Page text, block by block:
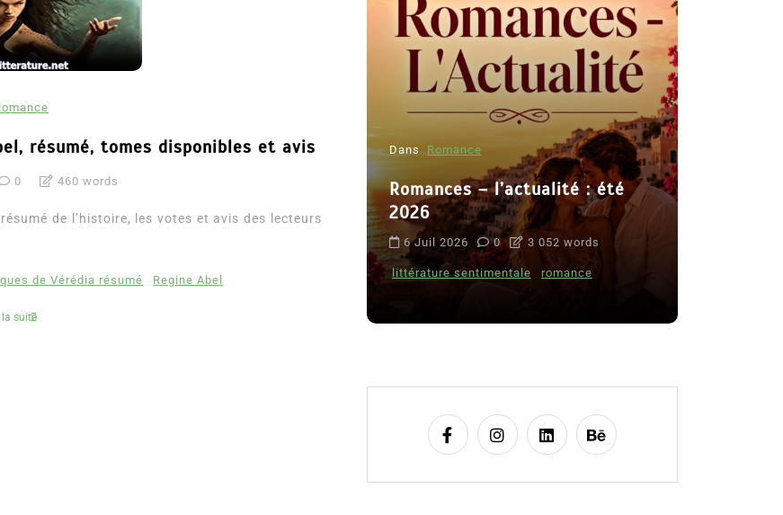
résumé, tomes disponibles et avis
0 460 words
de l’histoire, les votes et avis des lecteurs
de Vérédia résumé Regine Abel
la suite
8 Juil 2026 0 4 779 words
Dans Romance
Romances – l’actualité : été
2026
6 Juil 2026 0 3 052 words
littérature sentimentale romance